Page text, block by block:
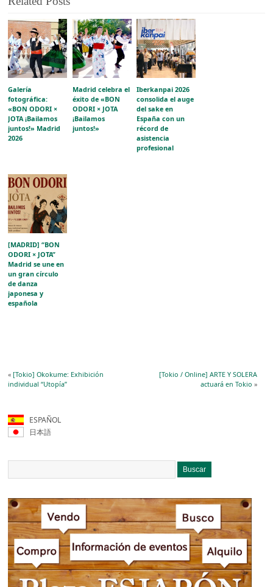
Galería
fotográfica:
«BON ODORI ×
JOTA ¡Bailamos
juntos!» Madrid
2026
Madrid celebra el
éxito de «BON
ODORI × JOTA
¡Bailamos
juntos!»
Iberkanpai 2026
consolida el auge
del sake en
España con un
récord de
asistencia
profesional
[MADRID] “BON
ODORI × JOTA”
Madrid se une en
un gran círculo
de danza
japonesa y
española
«[Tokio] Okokume: Exhibición
individual “Utopía”
[Tokio / Online] ARTE Y SOLERA
actuará en Tokio »
ESPAÑOL
日本語